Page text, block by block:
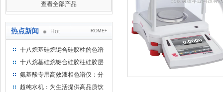
查看全部产品
热点新闻 Hot ROME+
十八烷基硅烷键合硅胶柱的色谱
方法浅述
十八烷基硅烷键合硅胶柱硅胶层
析时如何装柱
氨基酸专用高效液相色谱仪：分
析氨基酸的仪器
超纯水机：为生活提供高品质饮